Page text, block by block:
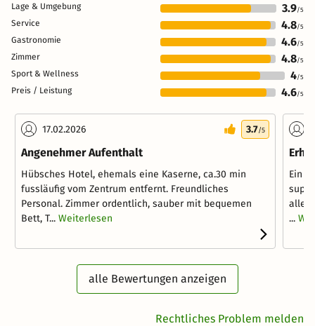
Lage & Umgebung 3.9/5
Service 4.8/5
Gastronomie 4.6/5
Zimmer 4.8/5
Sport & Wellness 4/5
Preis / Leistung 4.6/5
17.02.2026 3.7/5
Angenehmer Aufenthalt
Hübsches Hotel, ehemals eine Kaserne, ca.30 min
fussläufig vom Zentrum entfernt. Freundliches
Personal. Zimmer ordentlich, sauber mit bequemen
Bett, T... Weiterlesen
Ein
alles
...
alle Bewertungen anzeigen
Rechtliches Problem melden